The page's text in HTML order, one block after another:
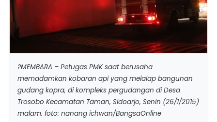
?MEMBARA – Petugas PMK saat berusaha
memadamkan kobaran api yang melalap bangunan
gudang kopra, di kompleks pergudangan di Desa
Trosobo Kecamatan Taman, Sidoarjo, Senin (26/1/2015)
malam. foto: nanang ichwan/BangsaOnline